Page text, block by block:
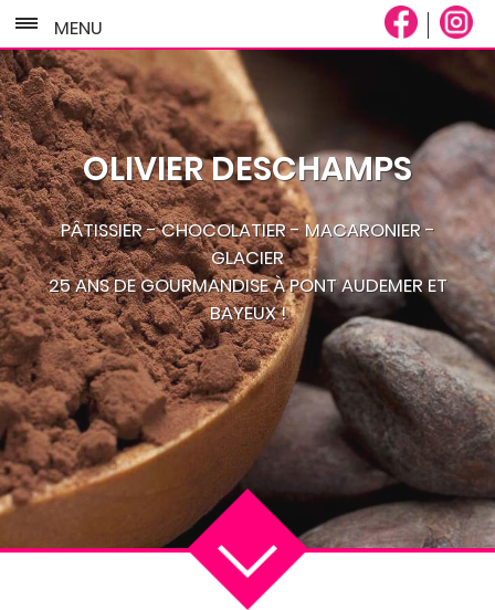
MENU
OLIVIER DESCHAMPS
PÂTISSIER - CHOCOLATIER - MACARONIER -
GLACIER
25 ANS DE GOURMANDISE À PONT AUDEMER ET
BAYEUX !